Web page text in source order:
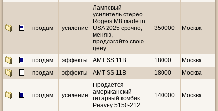
продам усиление
Ламповый
усилитель стерео
Rogers M8 made in
USA 2025 срочно,
меняю,
предлагайте свою
цену
350000 Москва
продам эффекты AMT SS 11B 18000
Москва
продам
эффекты AMT SS 11B 18000 Москва
продам усиление
Продается
американский
гитарный комбик
Peavey 5150-212
140000 Москва